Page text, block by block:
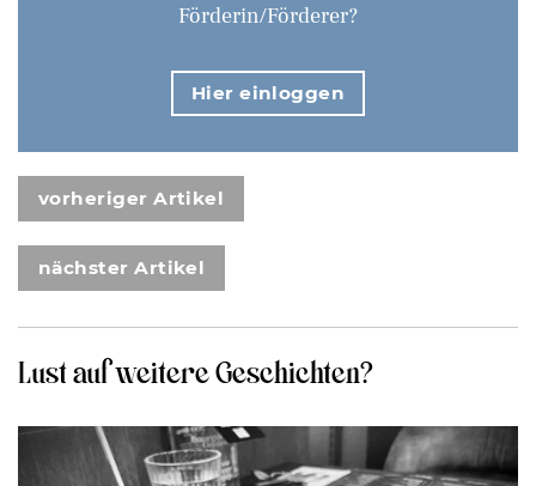
Förderin/Förderer?
Hier einloggen
vorheriger Artikel
nächster Artikel
Lust auf weitere Geschichten?